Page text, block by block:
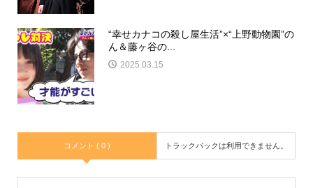
“幸せカナコの殺し屋生活”×“上野動物園”の
ん＆藤ヶ谷の...
2025.03.15
コメント ( 0 ) トラックバックは利用できません。